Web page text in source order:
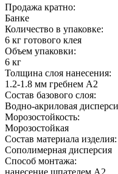
Продажа кратно:
Банке
Количество в упаковке:
6 кг готового клея
Объем упаковки:
6 кг
Толщина слоя нанесения:
1.2-1.8 мм гребнем А2
Состав базового слоя:
Водно-акриловая
Морозостойкость:
Морозостойкая
Состав материала изделия:
Сополимерная дисперсия
Способ монтажа: